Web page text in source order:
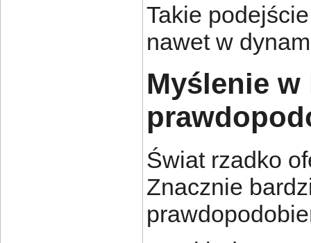
Takie
nawet w
Myślenie
Świat rzadko
Znacznie